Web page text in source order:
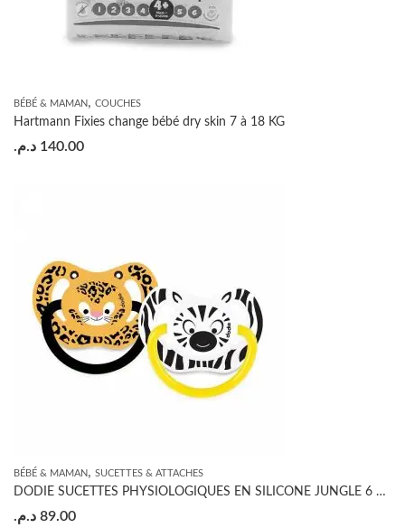
BÉBÉ & MAMAN, COUCHES
Hartmann Fixies change bébé dry skin 7 à 18 KG
140.00 د.م.
BÉBÉ & MAMAN, SUCETTES & ATTACHES
DODIE SUCETTES PHYSIOLOGIQUES EN SILICONE JUNGLE 6 +MOIS X2
89.00 د.م.